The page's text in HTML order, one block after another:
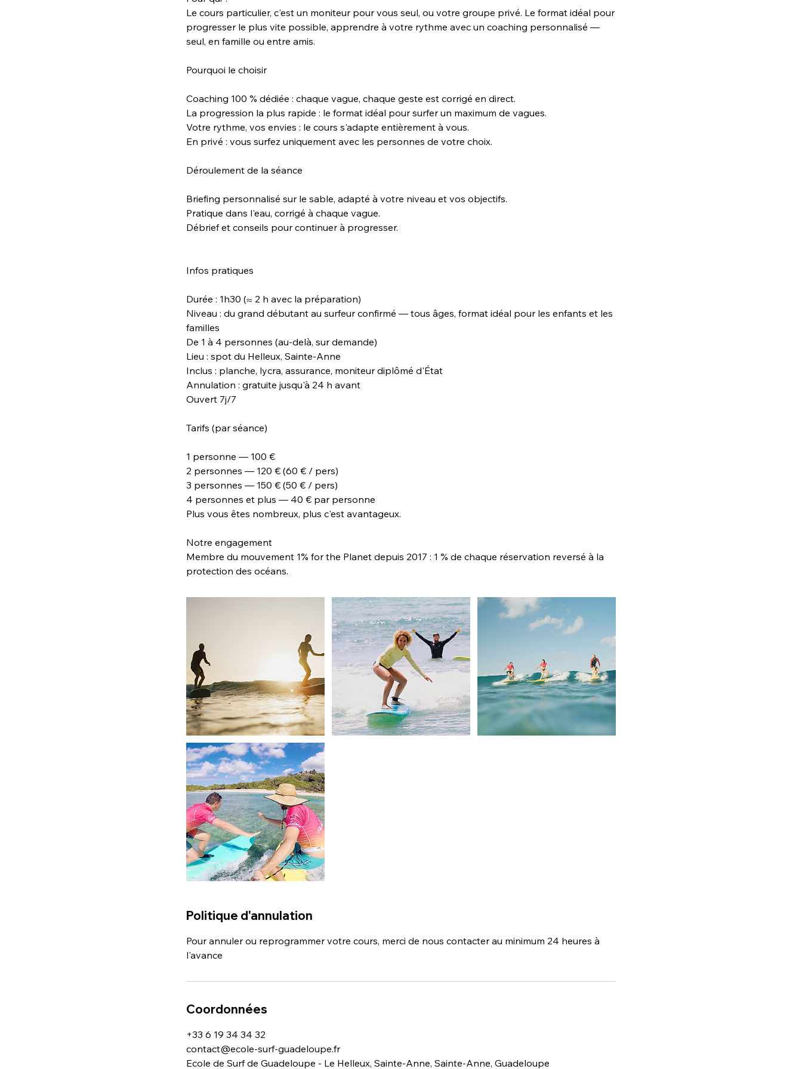
Le cours particulier, c'est un moniteur pour vous seul, ou votre groupe privé. Le format idéal pour
progresser le plus vite possible, apprendre à votre rythme avec un coaching personnalisé —
seul, en famille ou entre amis.
Pourquoi le choisir
Coaching 100 % dédiée : chaque vague, chaque geste est corrigé en direct.
La progression la plus rapide : le format idéal pour surfer un maximum de vagues.
Votre rythme, vos envies : le cours s'adapte entièrement à vous.
En privé : vous surfez uniquement avec les personnes de votre choix.
Déroulement de la séance
Briefing personnalisé sur le sable, adapté à votre niveau et vos objectifs.
Pratique dans l'eau, corrigé à chaque vague.
Débrief et conseils pour continuer à progresser.
Infos pratiques
Durée : 1h30 (≈ 2 h avec la préparation)
Niveau : du grand débutant au surfeur confirmé — tous âges, format idéal pour les enfants et les
familles
De 1 à 4 personnes (au-delà, sur demande)
Lieu : spot du Helleux, Sainte-Anne
Inclus : planche, lycra, assurance, moniteur diplômé d'État
Annulation : gratuite jusqu'à 24 h avant
Ouvert 7j/7
Tarifs (par séance)
1 personne — 100 €
2 personnes — 120 € (60 € / pers)
3 personnes — 150 € (50 € / pers)
4 personnes et plus — 40 € par personne
Plus vous êtes nombreux, plus c'est avantageux.
Notre engagement
Membre du mouvement 1% for the Planet depuis 2017 : 1 % de chaque réservation reversé à la
protection des océans.
Politique d'annulation
Pour annuler ou reprogrammer votre cours, merci de nous contacter au minimum 24 heures à
l'avance
Coordonnées
+33 6 19 34 34 32
contact@ecole-surf-guadeloupe.fr
Ecole de Surf de Guadeloupe - Le Helleux, Sainte-Anne, Sainte-Anne, Guadeloupe